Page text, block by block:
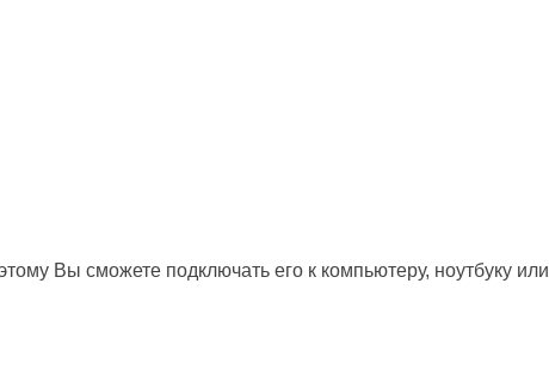
Вы сможете подключать его к компьютеру, ноутбуку или